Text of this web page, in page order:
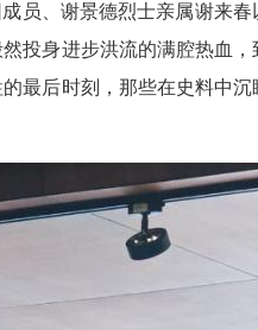
员、谢景德烈士亲属谢来
投身进步洪流的满腔热血
最后时刻，那些在史料中